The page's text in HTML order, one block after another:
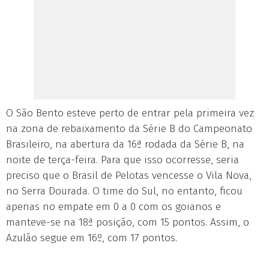
O São Bento esteve perto de entrar pela primeira vez
na zona de rebaixamento da Série B do Campeonato
Brasileiro, na abertura da 16ª rodada da Série B, na
noite de terça-feira. Para que isso ocorresse, seria
preciso que o Brasil de Pelotas vencesse o Vila Nova,
no Serra Dourada. O time do Sul, no entanto, ficou
apenas no empate em 0 a 0 com os goianos e
manteve-se na 18ª posição, com 15 pontos. Assim, o
Azulão segue em 16º, com 17 pontos.